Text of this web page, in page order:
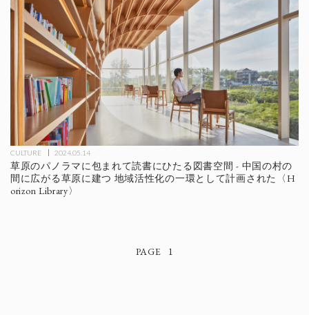
CULTURE 2024.05.14
草原のパノラマに包まれて読書にひたる図書空間 - 中国の村の
間に広がる草原に建つ 地域活性化の一環として計画された〈H
orizon Library〉
1